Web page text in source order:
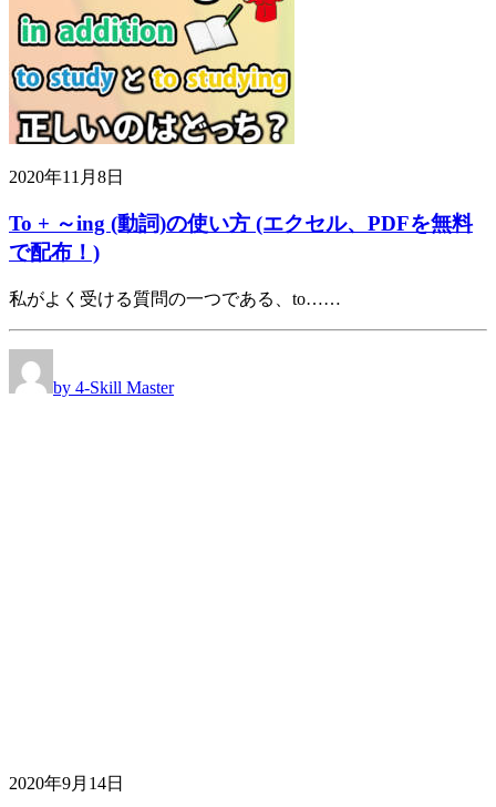
2020年11月8日
To + ～ing (動詞)の使い方 (エクセル、PDFを無料
で配布！)
私がよく受ける質問の一つである、to……
by 4-Skill Master
2020年9月14日